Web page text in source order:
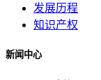
发展历程
知识产权
新闻中心